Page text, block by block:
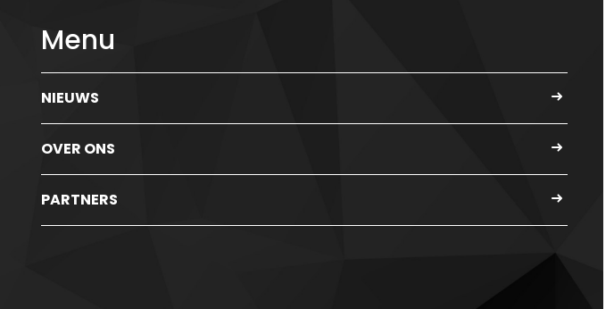
Menu
NIEUWS
OVER ONS
PARTNERS